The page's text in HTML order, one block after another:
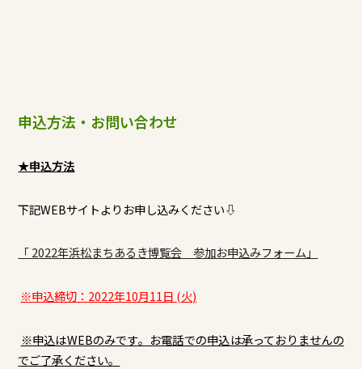
申込方法・お問い合わせ
★申込方法
下記WEBサイトよりお申し込みください⇩
「 2022年浜松まちあるき博覧会 参加お申込みフォーム」
※申込締切：2022年10月11日 (火)
※申込はWEBのみです。お電話での申込は承っておりませんの
でご了承ください。